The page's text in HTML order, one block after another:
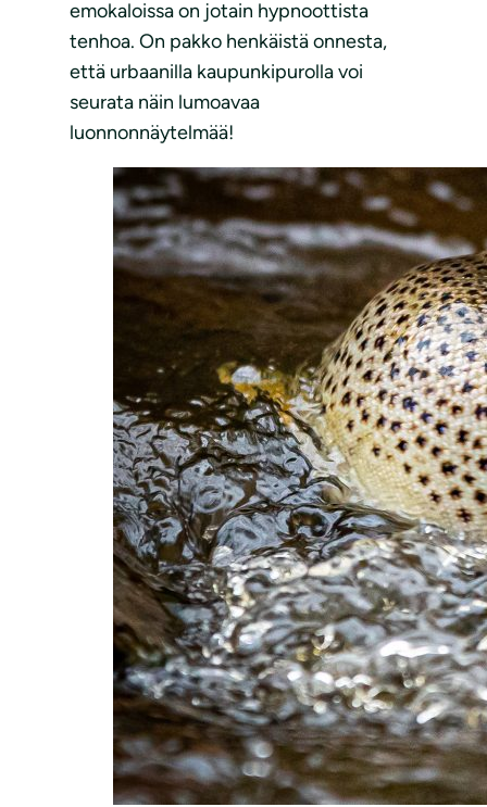
emokaloissa on jotain hypnoottista
tenhoa. On pakko henkäistä onnesta,
että urbaanilla kaupunkipurolla voi
seurata näin lumoavaa
luonnonnäytelmää!